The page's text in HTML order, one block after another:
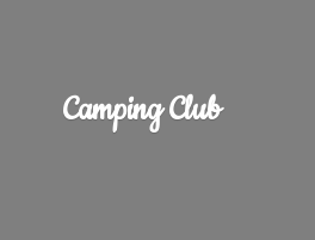
Camping Club